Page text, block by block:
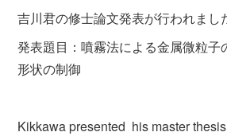
吉川君の修士論文発表が行われまし
発表題目：噴霧法による金属微粒子
形状の制御
Kikkawa presented his master